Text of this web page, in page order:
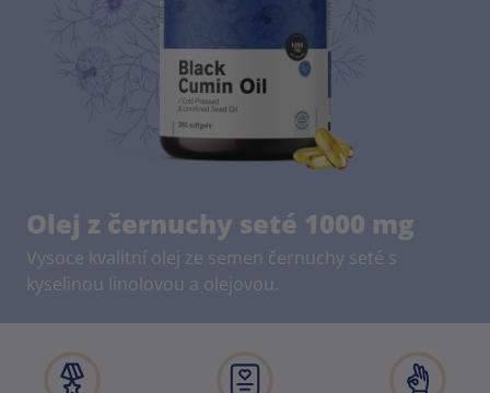
Olej z černuchy seté 1000 mg
Vysoce kvalitní olej ze semen černuchy seté s
kyselinou linolovou a olejovou.